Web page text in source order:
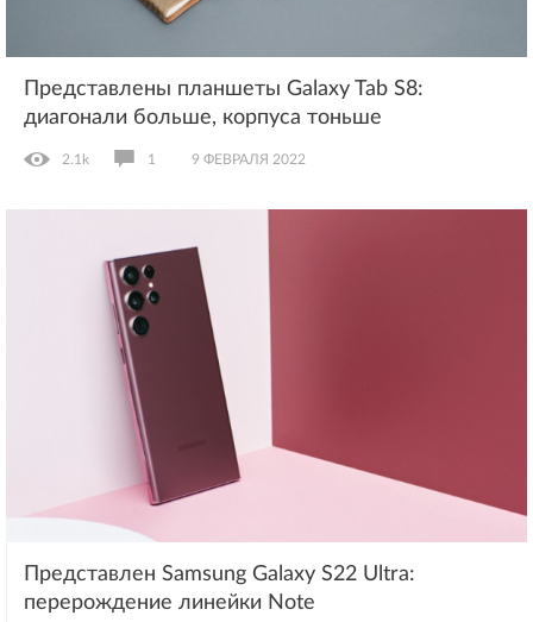
Представлены планшеты Galaxy Tab S8:
диагонали больше, корпуса тоньше
2.1k 1 9 ФЕВРАЛЯ 2022
Представлен Samsung Galaxy S22 Ultra:
перерождение линейки Note